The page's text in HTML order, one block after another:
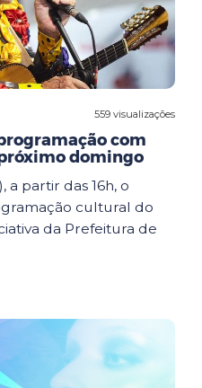
559 visualizações
com
domingo
a partir das 16h, o
cultural do
da Prefeitura de